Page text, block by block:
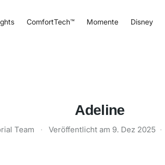
ComfortTech™ Momente Disney
Adeline
Team · Veröffentlicht am 9. Dez 2025 ·